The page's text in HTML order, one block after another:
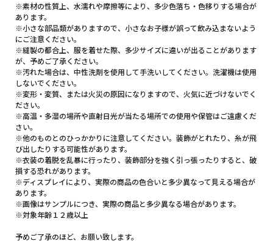
※素材の性質上、水濡れや摩擦等により、多少色落ち・色移りする場合が
あります。
※小さな部品類がありますので、小さなお子様が誤って飲み込まないよう
にご注意ください。
※縫製の都合上、服を着せた際、多少サイズに違いが出ることがあります
が、予めご了承ください。
※汚れた場合は、中性洗剤を使用して手洗いしてください。洗濯機は使用
しないでください。
※変形・変質、または火災の原因になりますので、火気に近づけないでく
ださい。
※高温・多湿の場所や直射日光が当たる場所での使用や保管はご遠慮くだ
さい。
※他のものとのひっかかりに注意してください。装飾がとれたり、糸が飛
び出したりする可能性があります。
※衣装の着脱を乱暴に行ったり、装飾部分を強く引っ張ったりすると、破
損する恐れがあります。
※ディスプレイにより、実際の商品の色合いと多少異なって見える場合が
あります。
※画像はサンプルにつき、実際の商品と多少異なる場合があります。
※対象年齢１２歳以上
予めご了承のほど、お願い致します。